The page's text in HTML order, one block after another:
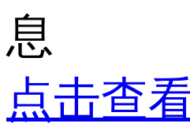
息
点击查